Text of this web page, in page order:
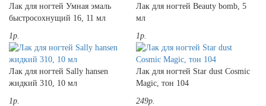
Лак для ногтей Умная эмаль
быстросохнущий 16, 11 мл
1р.
Лак для ногтей Beauty bomb, 5
мл
1р.
Лак для ногтей Sally hansen
жидкий 310, 10 мл
1р.
Лак для ногтей Star dust Cosmic
Magic, тон 104
249р.